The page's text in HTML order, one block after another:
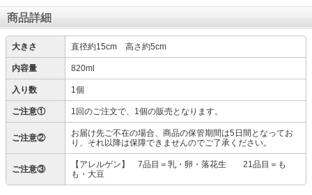
商品詳細
大きさ 直径約15cm 高さ約5cm
内容量 820ml
入り数 1個
ご注意① 1回のご注文で、1個の販売となります。
ご注意②
お届け先ご不在の場合、商品の保管期間は5日間となってお
り、それ以降は保障できませんのでご了承ください。
ご注意③
【アレルゲン】 7品目＝乳・卵・落花生 21品目＝も
も・大豆